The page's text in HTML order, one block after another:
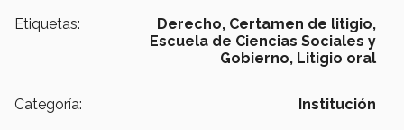
Etiquetas: Derecho, Certamen de litigio,
Escuela de Ciencias Sociales y
Gobierno, Litigio oral
Categoría: Institución